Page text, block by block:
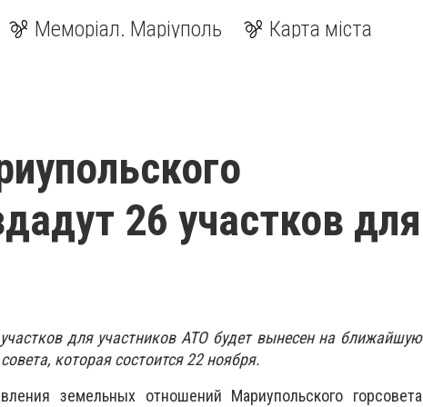
Меморіал. Маріуполь Карта міста
26 участков для
для участников АТО будет вынесен на ближайшую
которая состоится 22 ноября.
земельных отношений Мариупольского горсовета